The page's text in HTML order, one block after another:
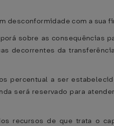
desconformidade com a sua
sobre as consequências
decorrentes da
percentual a ser
será reservado para
recursos de que trata o